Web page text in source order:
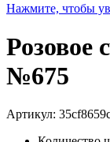
Нажмите, чтобы
Розовое
№675
Артикул: